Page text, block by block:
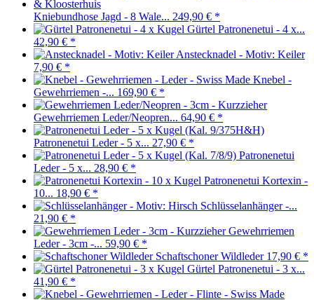
Kniebundhose Jagd - 8 Wale... 249,90 € *
Gürtel Patronenetui - 4 x...
42,90 € *
Anstecknadel - Motiv: Keiler
7,90 € *
Knebel -
Gewehrriemen -... 169,90 € *
Gewehrriemen Leder/Neopren... 64,90 € *
Patronenetui Leder - 5 x... 27,90 € *
Patronenetui
Leder - 5 x... 28,90 € *
Patronenetui Kortexin -
10... 18,90 € *
Schlüsselanhänger -...
21,90 € *
Gewehrriemen
Leder - 3cm -... 59,90 € *
Schaftschoner Wildleder 17,90 € *
Gürtel Patronenetui - 3 x...
41,90 € *